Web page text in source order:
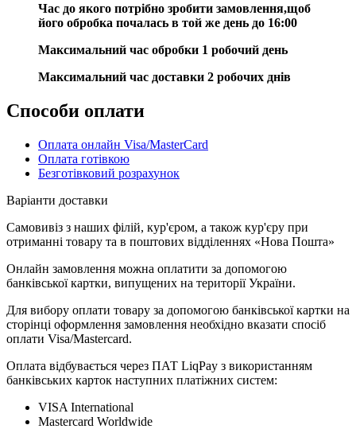
Час до якого потрібно зробити замовлення,щоб
його обробка почалась в той же день до 16:00
Максимальний час обробки 1 робочий день
Максимальний час доставки 2 робочих днів
Способи оплати
Оплата онлайн Visa/MasterCard
Оплата готівкою
Безготівковий розрахунок
Варіанти доставки
Самовивіз з наших філій, кур'єром, а також кур'єру при
отриманні товару та в поштових відділеннях «Нова Пошта»
Онлайн замовлення можна оплатити за допомогою
банківської картки, випущених на території України.
Для вибору оплати товару за допомогою банківської картки на
сторінці оформлення замовлення необхідно вказати спосіб
оплати Visa/Mastercard.
Оплата відбувається через ПАТ LiqPay з використанням
банківських карток наступних платіжних систем:
VISA International
Mastercard Worldwide